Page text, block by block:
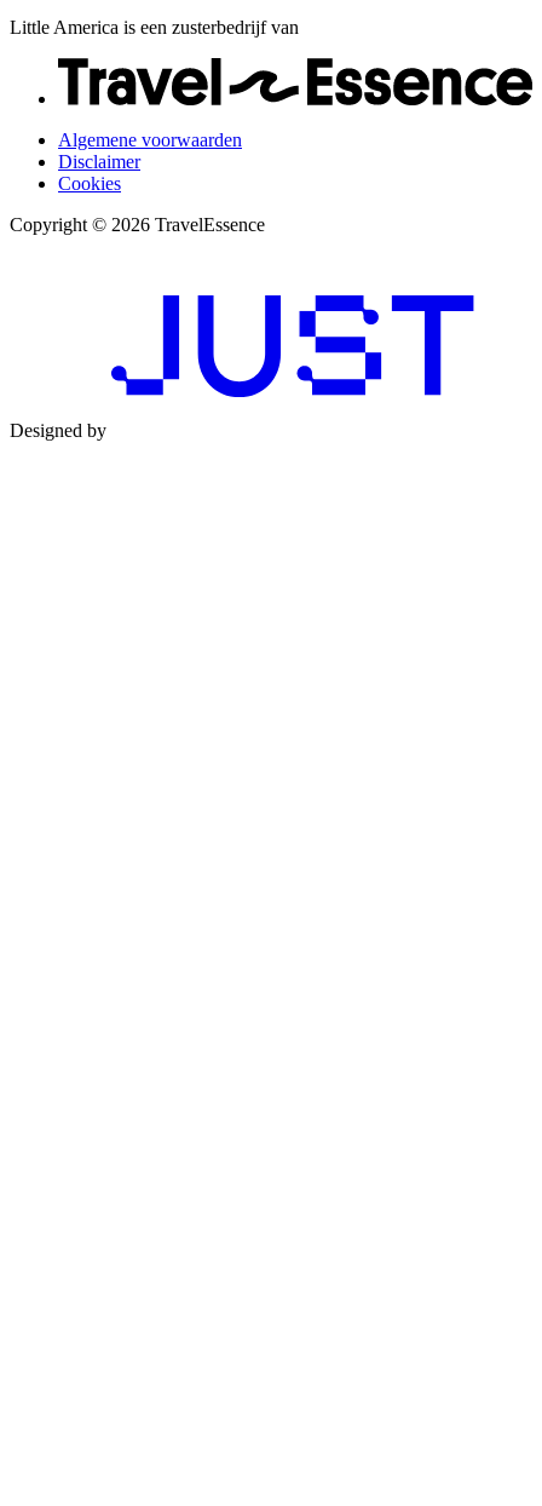
Little America is een zusterbedrijf van
Algemene voorwaarden
Disclaimer
Cookies
Copyright © 2026 TravelEssence
Designed by